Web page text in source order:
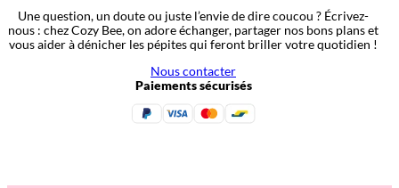
Une question, un doute ou juste l’envie de dire coucou ? Écrivez-
nous : chez Cozy Bee, on adore échanger, partager nos bons plans et
vous aider à dénicher les pépites qui feront briller votre quotidien !
Nous contacter
Paiements sécurisés